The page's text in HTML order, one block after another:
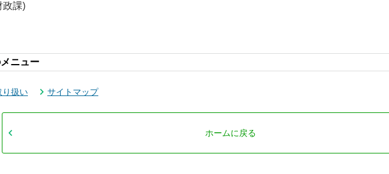
政課)
ニュー
り扱い サイトマップ
ホームに戻る